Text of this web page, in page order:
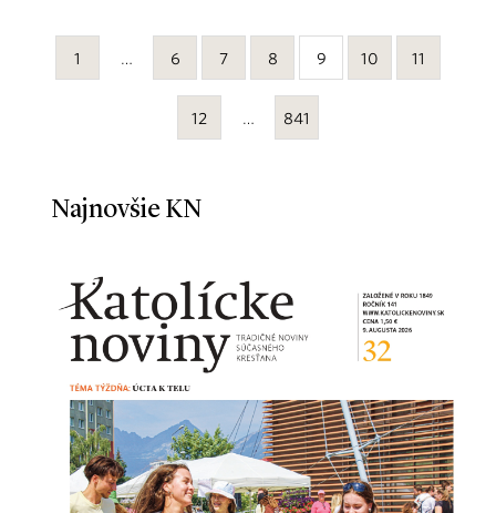
1 … 6 7 8 9 10 11
12 … 841
Najnovšie KN